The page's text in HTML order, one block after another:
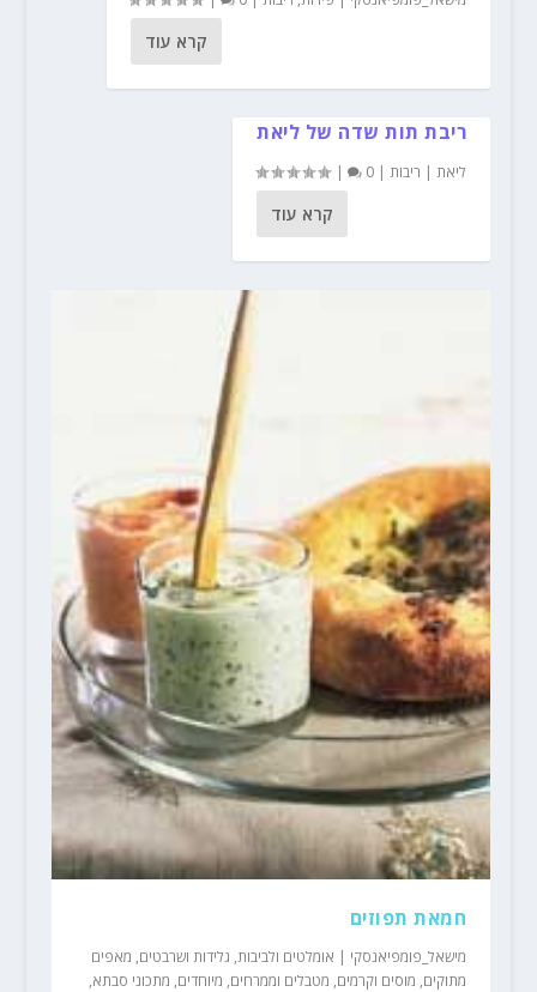
קרא עוד
ריבת תות שדה של ליאת
ליאת| ריבות|
0
|
קרא עוד
חמאת תפוזים
מישאל_פומפיאנסקי | אומלטים ולביבות, גלידות ושרבטים, מאפים
מתוקים, מוסים וקרמים, מטבלים וממרחים, מיוחדים, מתכוני סבתא,